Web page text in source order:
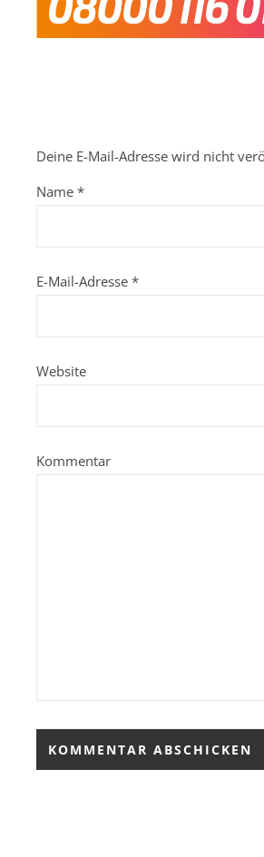
Deine E-Mail-Adresse wird nicht
Name *
E-Mail-Adresse *
Website
Kommentar